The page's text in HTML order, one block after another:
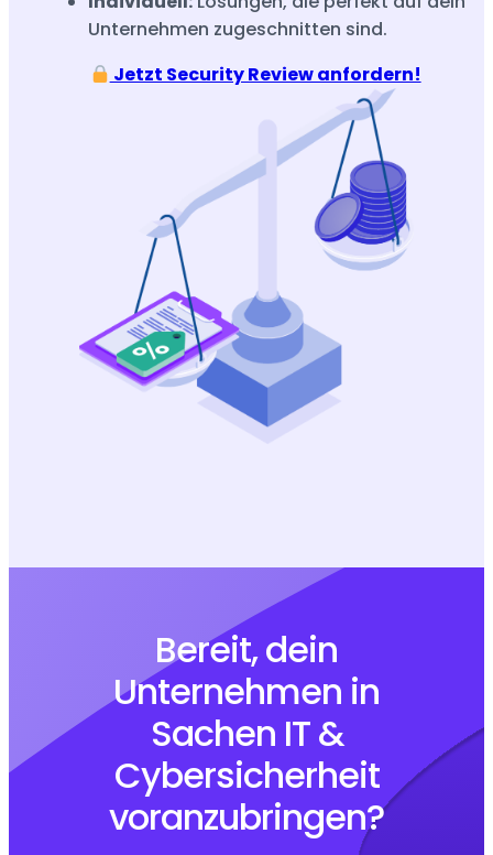
Unternehmen zugeschnitten sind.
Jetzt Security Review anfordern!
Bereit, dein
Unternehmen in
Sachen IT &
Cybersicherheit
voranzubringen?